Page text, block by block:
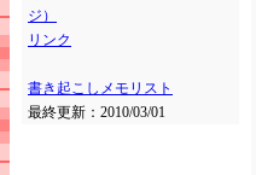
ジ）
リンク
書き起こしメモリスト
最終更新：2010/03/01